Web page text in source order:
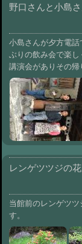
野口さんと小島
小島さんが夕方電
ぶりの飲み会で楽
講演会がありその帰
レンゲツツジの
当館前のレンゲツ
す。